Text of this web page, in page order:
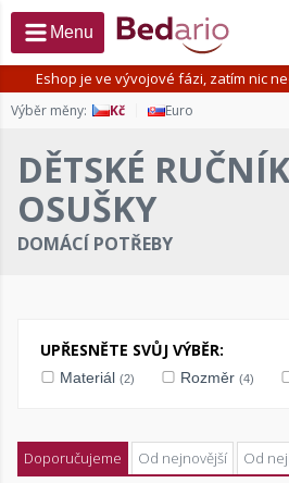
Eshop je ve vývojové fázi, zatím nic
Výběr měny: Kč Euro
Menu
DĚTSKÉ
OSUŠKY
DOMÁCÍ POTŘEBY
UPŘESNĚTE SVŮJ VÝBĚR:
Materiál (2) Rozměr (4)
Doporučujeme Od nejnovější Od